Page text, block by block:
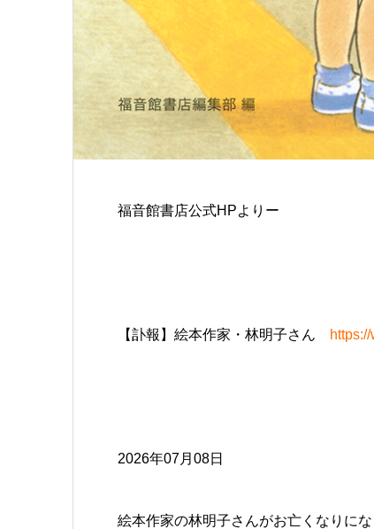
福音館書店公式НРよりー
【訃報】絵本作家・林明子さん
2026年07月08日
絵本作家の林明子さんがお亡くなりにな